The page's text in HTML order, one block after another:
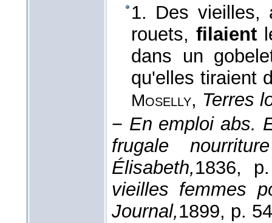
1. Des vieilles,
rouets, filaient
dans un
qu'elles tiraient
Moselly, Terres
− En emploi abs.
frugale
Élisabeth,1836,
vieilles femmes
Journal,1899, p.